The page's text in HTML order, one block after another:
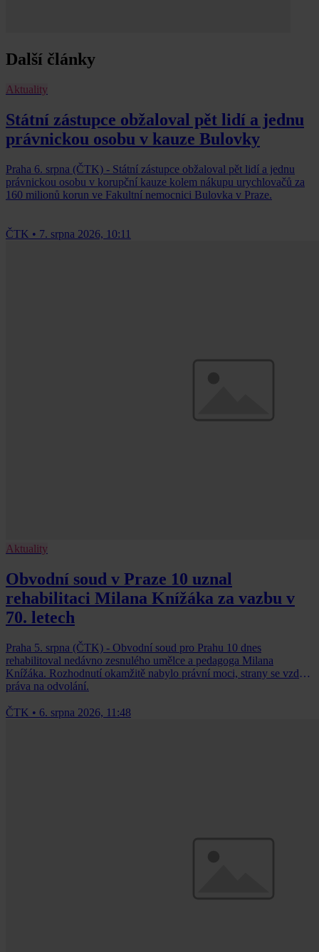
Další články
Aktuality
Státní zástupce obžaloval pět lidí a jednu
právnickou osobu v kauze Bulovky
Praha 6. srpna (ČTK) - Státní zástupce obžaloval pět lidí a jednu
právnickou osobu v korupční kauze kolem nákupu urychlovačů za
160 milionů korun ve Fakultní nemocnici Bulovka v Praze.
ČTK • 7. srpna 2026, 10:11
Aktuality
Obvodní soud v Praze 10 uznal
rehabilitaci Milana Knížáka za vazbu v
70. letech
Praha 5. srpna (ČTK) - Obvodní soud pro Prahu 10 dnes
rehabilitoval nedávno zesnulého umělce a pedagoga Milana
Knížáka. Rozhodnutí okamžitě nabylo právní moci, strany se vzdaly
práva na odvolání.
ČTK • 6. srpna 2026, 11:48